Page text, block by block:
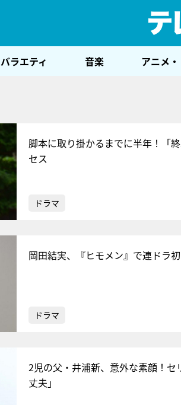
バラエティ 音楽 アニメ
脚本に取り掛かるまでに半年！「
セス
ドラマ
岡田結実、『ヒモメン』で連ドラ
ドラマ
2児の父・井浦新、意外な素顔！
丈夫」